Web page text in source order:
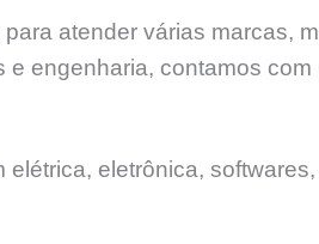
atender várias marcas,
engenharia, contamos
eletrônica,